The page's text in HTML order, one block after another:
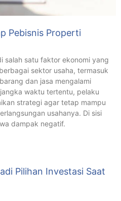
Pebisnis Properti
salah satu faktor ekonomi yang
sektor usaha, termasuk
dan jasa mengalami
waktu tertentu, pelaku
strategi agar tetap mampu
usahanya. Di sisi
dampak negatif.
Pilihan Investasi Saat